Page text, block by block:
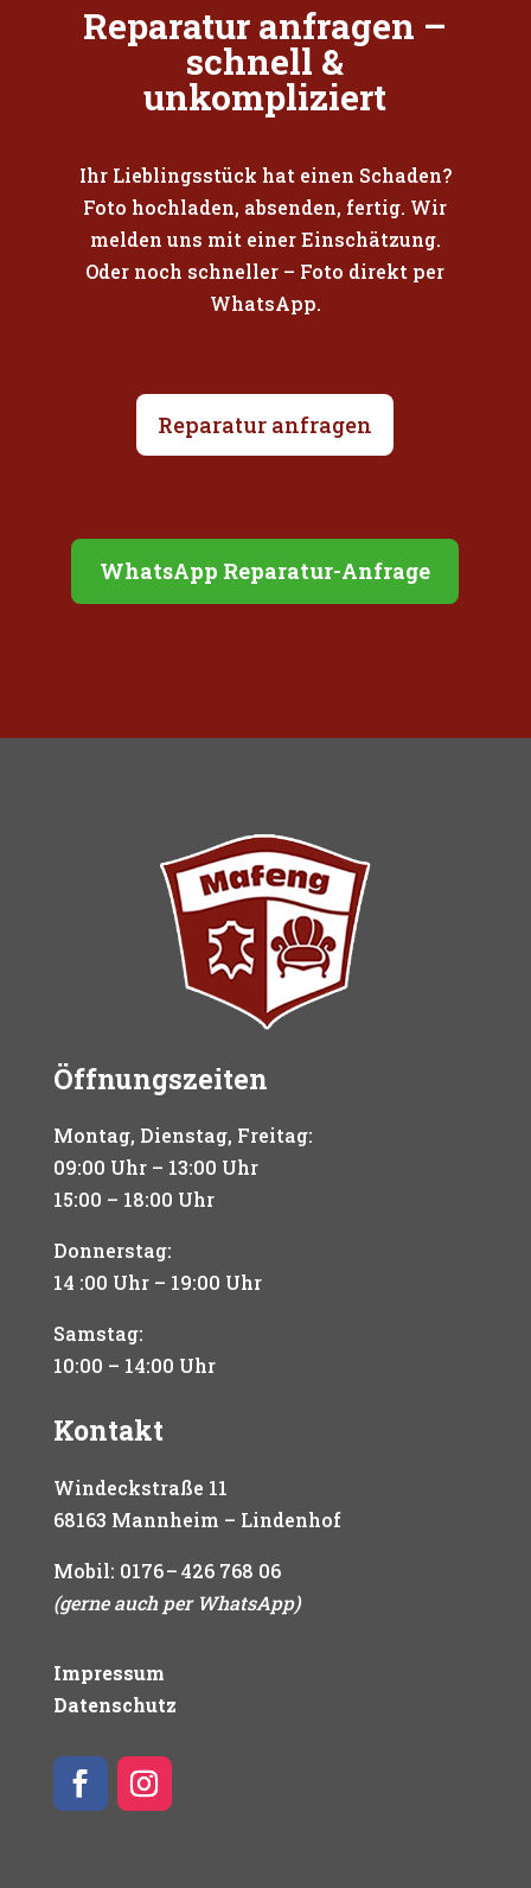
Reparatur anfragen –
schnell &
unkompliziert
Ihr Lieblingsstück hat einen Schaden?
Foto hochladen, absenden, fertig. Wir
melden uns mit einer Einschätzung.
Oder noch schneller – Foto direkt per
WhatsApp.
Reparatur anfragen
WhatsApp Reparatur-Anfrage
Öffnungszeiten
Montag, Dienstag, Freitag:
09:00 Uhr – 13:00 Uhr
15:00 – 18:00 Uhr
Donnerstag:
14 :00 Uhr – 19:00 Uhr
Samstag:
10:00 – 14:00 Uhr
Kontakt
Windeckstraße 11
68163 Mannheim – Lindenhof
Mobil: 0176 – 426 768 06
(gerne auch per WhatsApp)
Impressum
Datenschutz